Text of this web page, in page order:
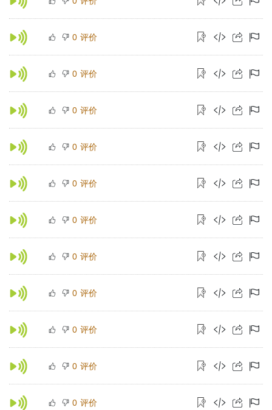
0 评价
0 评价
0 评价
0 评价
0 评价
0 评价
0 评价
0 评价
0 评价
0 评价
0 评价